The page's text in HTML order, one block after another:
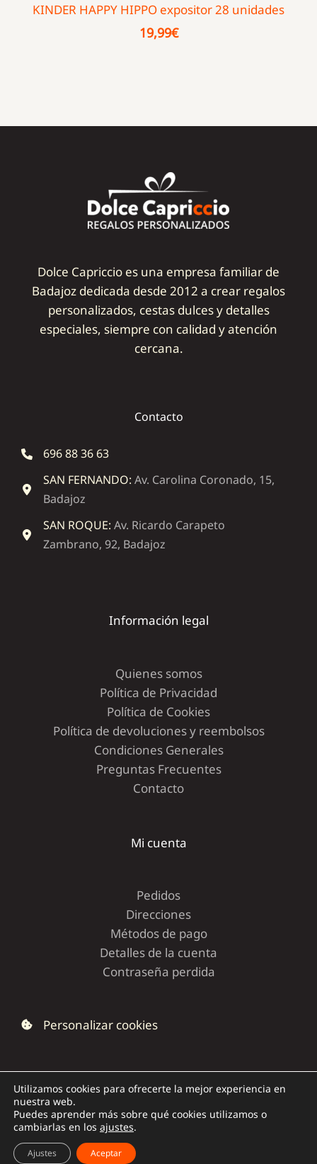
KINDER HAPPY HIPPO expositor 28 unidades
19,99€
Dolce Capriccio es una empresa familiar de
Badajoz dedicada desde 2012 a crear regalos
personalizados, cestas dulces y detalles
especiales, siempre con calidad y atención
cercana.
Contacto
696 88 36 63
SAN FERNANDO: Av. Carolina Coronado, 15,
Badajoz
SAN ROQUE: Av. Ricardo Carapeto
Zambrano, 92, Badajoz
Información legal
Quienes somos
Política de Privacidad
Política de Cookies
Política de devoluciones y reembolsos
Condiciones Generales
Preguntas Frecuentes
Contacto
Mi cuenta
Pedidos
Direcciones
Métodos de pago
Detalles de la cuenta
Contraseña perdida
Personalizar cookies
Copyright © 2026 | Dolce Capriccio
Utilizamos cookies para ofrecerte la mejor experiencia en
nuestra web.
Puedes aprender más sobre qué cookies utilizamos o
cambiarlas en los ajustes.
Aceptar
Ajustes